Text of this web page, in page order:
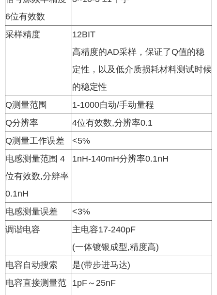
6位有效数
采样精度
12BIT
高精度的AD采样，保证了Q值的稳
定性，以及低介质损耗材料测试时候
的稳定性
Q测量范围
1-1000自动/手动量程
Q分辨率
4位有效数,分辨率0.1
Q测量工作误差
<5%
电感测量范围 4
位有效数,分辨率
0.1nH
1nH-140mH分辨率0.1nH
电感测量误差
<3%
调谐电容
主电容17-240pF
(一体镀银成型,精度高)
电容自动搜索
是(带步进马达)
电容直接测量范
1pF～25nF